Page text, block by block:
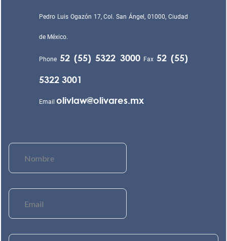
Pedro Luis Ogazón 17, Col. San Ángel, 01000, Ciudad
de México.
Phone52 (55) 5322 3000Fax 52 (55)
5322 3001
Emailolivlaw@olivares.mx